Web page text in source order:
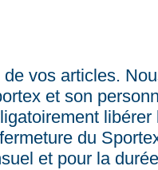
vos articles.
et son
libérer
du
et pour la durée